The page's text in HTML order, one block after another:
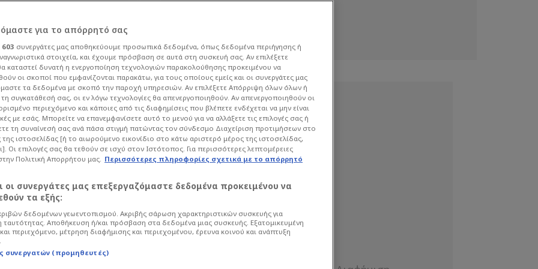
Κοντού με
Δημήτρη Γιώτη
Life Ψυχαγωγία
με έντονο ελληνικό χαρακτήρα και
μέχρι την Κρήτη.
για το απόρρητό σας
603 συνεργάτες μας αποθηκεύουμε προσωπικά δεδομένα, όπως δεδομένα περιήγησης ή
στοιχεία, και έχουμε πρόσβαση σε αυτά στη συσκευή σας. Αν επιλέξετε
καταστεί δυνατή η ενεργοποίηση τεχνολογιών παρακολούθησης προκειμένου να
οι σκοποί που εμφανίζονται παρακάτω, για τους οποίους εμείς και οι συνεργάτες μας
τα δεδομένα με σκοπό την παροχή υπηρεσιών. Αν επιλέξετε Απόρριψη όλων όλων ή
συγκατάθεσή σας, οι εν λόγω τεχνολογίες θα απενεργοποιηθούν. Αν απενεργοποιηθούν οι
περιεχόμενο και κάποιες από τις διαφημίσεις που βλέπετε ενδέχεται να μην είναι
με εσάς. Μπορείτε να επανεμφανίσετε αυτό το μενού για να αλλάξετε τις επιλογές σας ή
τη συναίνεσή σας ανά πάσα στιγμή πατώντας τον σύνδεσμο Διαχείριση προτιμήσεων στο
ιστοσελίδας [ή το αιωρούμενο εικονίδιο στο κάτω αριστερό μέρος της ιστοσελίδας,
Οι επιλογές σας θα τεθούν σε ισχύ στον Ιστότοπος. Για περισσότερες λεπτομέρειες
Πολιτική Απορρήτου μας. Περισσότερες πληροφορίες σχετικά με το απόρρητό
οι συνεργάτες μας επεξεργαζόμαστε δεδομένα προκειμένου να
τα εξής:
δεδομένων γεωεντοπισμού. Ακριβής σάρωση χαρακτηριστικών συσκευής για
ταυτότητας. Αποθήκευση ή/και πρόσβαση στα δεδομένα μιας συσκευής. Εξατομικευμένη
περιεχόμενο, μέτρηση διαφήμισης και περιεχομένου, έρευνα κοινού και ανάπτυξη
συνεργατών (προμηθευτές)